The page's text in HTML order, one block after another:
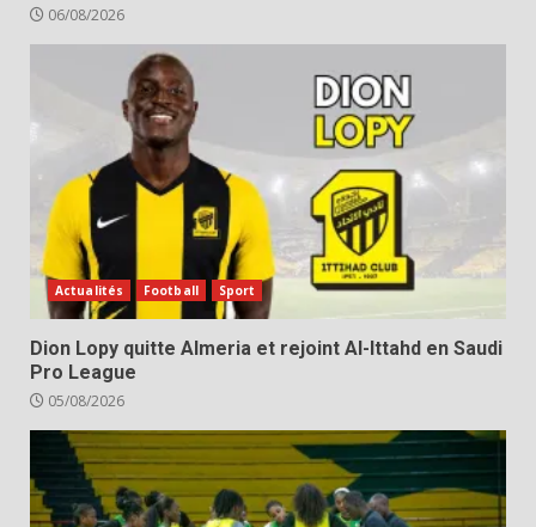
06/08/2026
Actualités Football Sport
Dion Lopy quitte Almeria et rejoint Al-Ittahd en Saudi
Pro League
05/08/2026